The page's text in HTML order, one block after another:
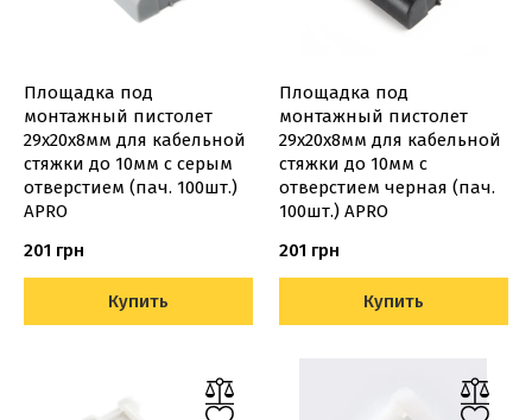
Площадка под
монтажный пистолет
29х20х8мм для кабельной
стяжки до 10мм с серым
отверстием (пач. 100шт.)
APRO
201 грн
Купить
Площадка под
монтажный пистолет
29х20х8мм для кабельной
стяжки до 10мм с
отверстием черная (пач.
100шт.) APRO
201 грн
Купить